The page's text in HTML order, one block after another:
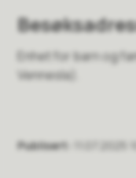
Enhet for barn og
Vennesla).
Publisert 11.07.2025